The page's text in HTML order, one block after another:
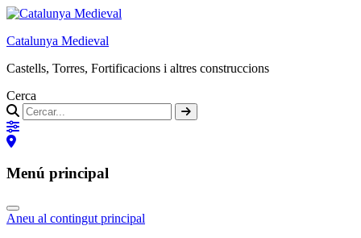
Catalunya Medieval
Castells, Torres, Fortificacions i altres construccions
Cerca
Menú principal
Aneu al contingut principal